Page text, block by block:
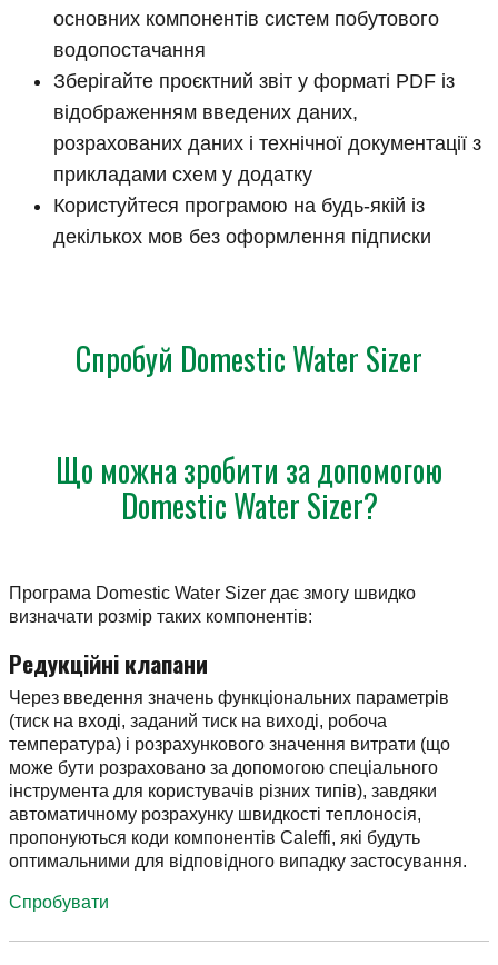
основних компонентів систем побутового
водопостачання
Зберігайте проєктний звіт у форматі PDF із
відображенням введених даних,
розрахованих даних і технічної документації з
прикладами схем у додатку
Користуйтеся програмою на будь-якій із
декількох мов без оформлення підписки
Спробуй Domestic Water Sizer
Що можна зробити за допомогою
Domestic Water Sizer?
Програма Domestic Water Sizer дає змогу швидко
визначати розмір таких компонентів:
Редукційні клапани
Через введення значень функціональних параметрів
(тиск на вході, заданий тиск на виході, робоча
температура) і розрахункового значення витрати (що
може бути розраховано за допомогою спеціального
інструмента для користувачів різних типів), завдяки
автоматичному розрахунку швидкості теплоносія,
пропонуються коди компонентів Caleffi, які будуть
оптимальними для відповідного випадку застосування.
Спробувати